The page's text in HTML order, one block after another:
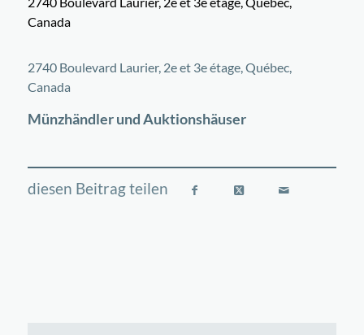
Canada
+
−
2740 Boulevard Laurier, 2e et 3e étage, Québec,
Canada
Münzhändler und Auktionshäuser